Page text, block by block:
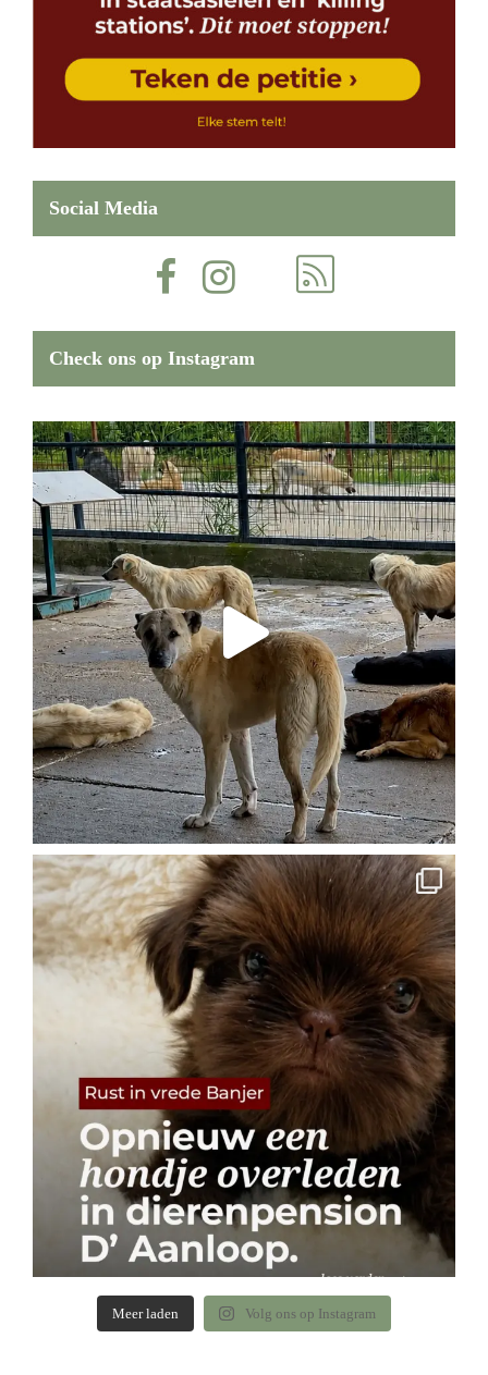
Social Media
Check ons op Instagram
Meer laden Volg ons op Instagram